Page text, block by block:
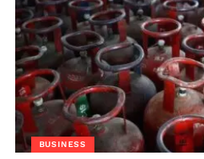
BUSINESS